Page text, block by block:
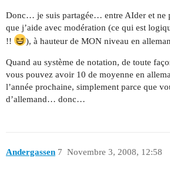
Donc… je suis partagée… entre AIder et ne
que j’aide avec modération (ce qui est
!!
), à hauteur de MON niveau en
Quand au système de notation, de toute
vous pouvez avoir 10 de moyenne en
l’année prochaine, simplement parce que
d’allemand… donc…
Andergassen Novembre 3, 2008, 12:58
7